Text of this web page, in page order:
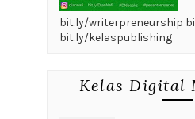
bit.ly/writerpreneurship
bit.ly/kelaspublishing
Kelas Digital